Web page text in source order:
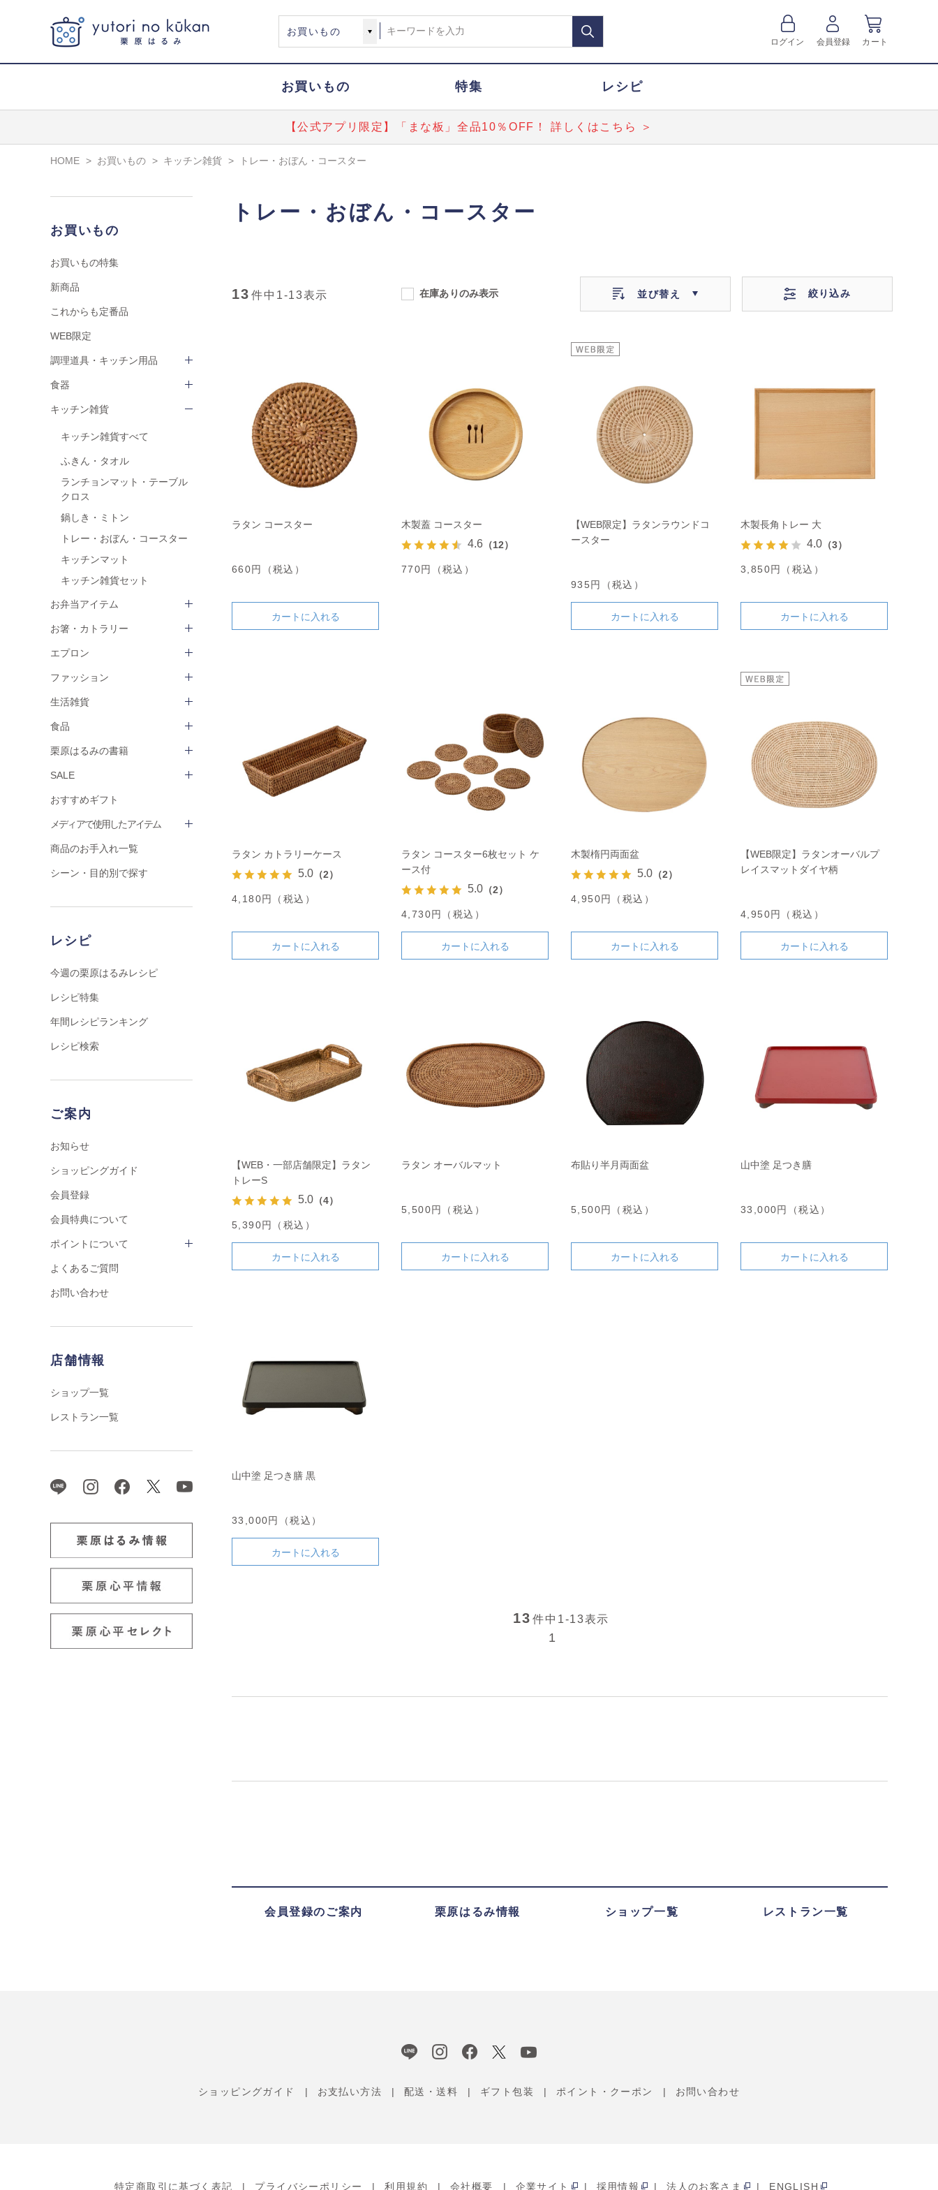
ログイン 会員登録 カート
お買いもの 特集 レシピ
【公式アプリ限定】「まな板」全品10％OFF！ 詳しくはこちら ＞
HOME > お買いもの > キッチン雑貨 > トレー・おぼん・コースター
お買いもの
お買いもの特集
新商品
これからも定番品
WEB限定
調理道具・キッチン用品
食器
キッチン雑貨
キッチン雑貨すべて
ふきん・タオル
ランチョンマット・テーブル
クロス
鍋しき・ミトン
トレー・おぼん・コースター
キッチンマット
キッチン雑貨セット
お弁当アイテム
お箸・カトラリー
エプロン
ファッション
生活雑貨
食品
栗原はるみの書籍
SALE
おすすめギフト
メディアで使用したアイテム
商品のお手入れ一覧
シーン・目的別で探す
レシピ
今週の栗原はるみレシピ
レシピ特集
年間レシピランキング
レシピ検索
ご案内
お知らせ
ショッピングガイド
会員登録
会員特典について
ポイントについて
よくあるご質問
お問い合わせ
店舗情報
ショップ一覧
レストラン一覧
トレー・おぼん・コースター
13 件中 1-13表示 在庫ありのみ表示 並び替え 絞り込み
ラタン コースター
660円（税込）
カートに入れる
木製蓋 コースター
4.6 （12）
770円（税込）
【WEB限定】ラタンラウンドコ
ースター
935円（税込）
カートに入れる
木製長角トレー 大
4.0 （3）
3,850円（税込）
カートに入れる
ラタン カトラリーケース
5.0 （2）
4,180円（税込）
カートに入れる
ラタン コースター6枚セット ケ
ース付
5.0 （2）
4,730円（税込）
カートに入れる
木製楕円両面盆
5.0 （2）
4,950円（税込）
カートに入れる
【WEB限定】ラタンオーバルプ
レイスマットダイヤ柄
4,950円（税込）
カートに入れる
【WEB・一部店舗限定】ラタン
トレーS
5.0 （4）
5,390円（税込）
カートに入れる
ラタン オーバルマット
5,500円（税込）
カートに入れる
布貼り半月両面盆
5,500円（税込）
カートに入れる
山中塗 足つき膳
33,000円（税込）
カートに入れる
山中塗 足つき膳 黒
33,000円（税込）
カートに入れる
13 件中 1-13表示
1
会員登録のご案内 栗原はるみ情報 ショップ一覧 レストラン一覧
ショッピングガイド お支払い方法 配送・送料 ギフト包装 ポイント・クーポン お問い合わせ
特定商取引に基づく表記 プライバシーポリシー 利用規約 会社概要 企業サイト 採用情報 法人のお客さま ENGLISH